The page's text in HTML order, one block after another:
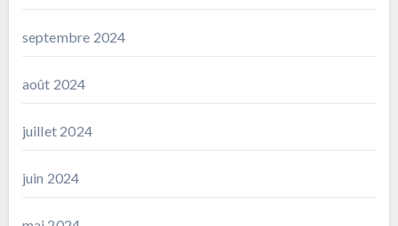
septembre 2024
août 2024
juillet 2024
juin 2024